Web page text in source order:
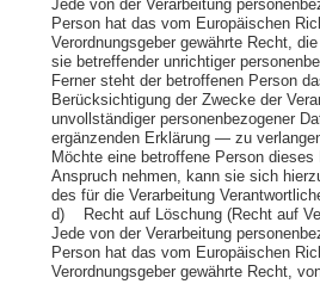
Jede von der Verarbeitung
Person hat das vom Europäischen
Verordnungsgeber gewährte Recht,
sie betreffender unrichtiger
Ferner steht der betroffenen Person
Berücksichtigung der Zwecke der
unvollständiger personenbezogener
ergänzenden Erklärung — zu
Möchte eine betroffene Person
Anspruch nehmen, kann sie sich
des für die Verarbeitung
d) Recht auf Löschung (Recht auf
Jede von der Verarbeitung
Person hat das vom Europäischen
Verordnungsgeber gewährte Recht,